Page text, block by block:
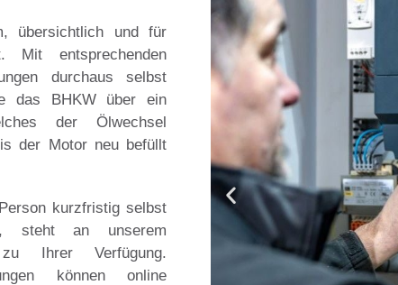
übersichtlich und für
Mit entsprechenden
durchaus selbst
das BHKW über ein
der Ölwechsel
der Motor neu befüllt
kurzfristig selbst
steht an unserem
zu Ihrer Verfügung.
können online